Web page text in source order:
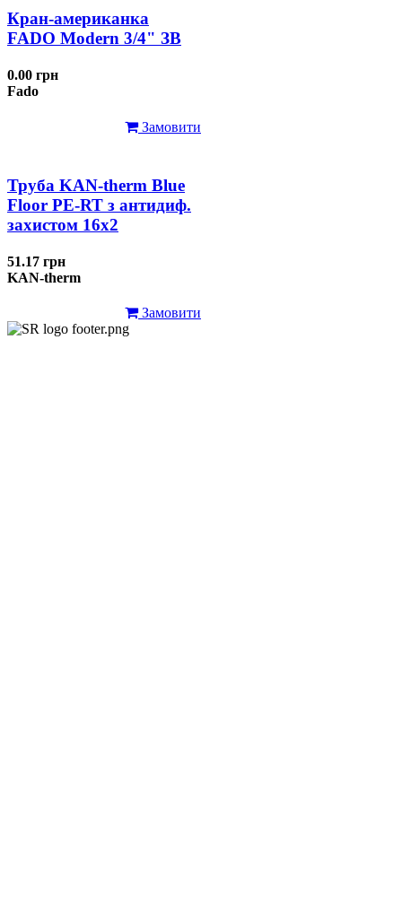
Кран-американка
FADO Modern 3/4" ЗВ
0.00 грн
Fado
Замовити
Труба KAN-therm Blue
Floor PE-RT з антидиф.
захистом 16х2
51.17 грн
KAN-therm
Замовити